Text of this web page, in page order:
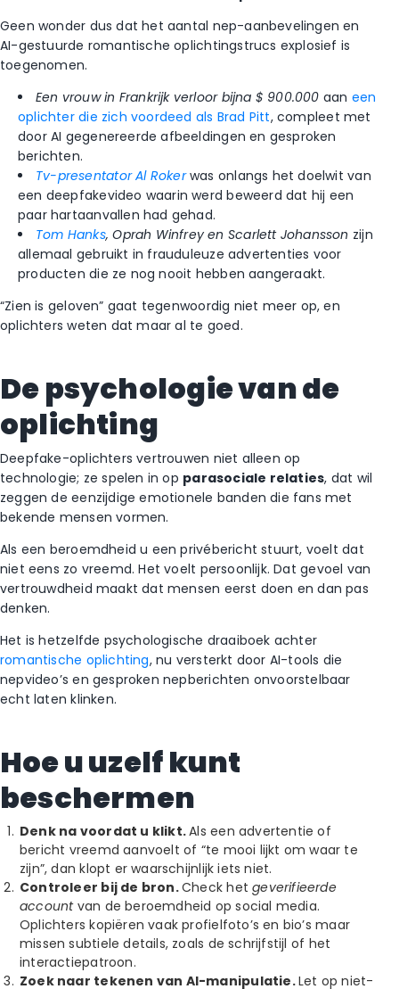
Geen wonder dus dat het aantal nep-aanbevelingen en
AI-gestuurde romantische oplichtingstrucs explosief is
toegenomen.
Een vrouw in Frankrijk verloor bijna $ 900.000 aan een
oplichter die zich voordeed als Brad Pitt, compleet met
door AI gegenereerde afbeeldingen en gesproken
berichten.
Tv-presentator Al Rokerwas onlangs het doelwit van
een deepfakevideo waarin werd beweerd dat hij een
paar hartaanvallen had gehad.
Tom Hanks, Oprah Winfrey en Scarlett Johansson zijn
allemaal gebruikt in frauduleuze advertenties voor
producten die ze nog nooit hebben aangeraakt.
“Zien is geloven” gaat tegenwoordig niet meer op, en
oplichters weten dat maar al te goed.
De psychologie van de
oplichting
Deepfake-oplichters vertrouwen niet alleen op
technologie; ze spelen in op parasociale relaties, dat wil
zeggen de eenzijdige emotionele banden die fans met
bekende mensen vormen.
Als een beroemdheid u een privébericht stuurt, voelt dat
niet eens zo vreemd. Het voelt persoonlijk. Dat gevoel van
vertrouwdheid maakt dat mensen eerst doen en dan pas
denken.
Het is hetzelfde psychologische draaiboek achter
romantische oplichting, nu versterkt door AI-tools die
nepvideo’s en gesproken nepberichten onvoorstelbaar
echt laten klinken.
Hoe u uzelf kunt
beschermen
Denk na voordat u klikt.Als een advertentie of
bericht vreemd aanvoelt of “te mooi lijkt om waar te
zijn”, dan klopt er waarschijnlijk iets niet.
Controleer bij de bron.Check hetgeverifieerde
accountvan de beroemdheid op social media.
Oplichters kopiëren vaak profielfoto’s en bio’s maar
missen subtiele details, zoals de schrijfstijl of het
interactiepatroon.
Zoek naar tekenen van AI-manipulatie.Let op niet-